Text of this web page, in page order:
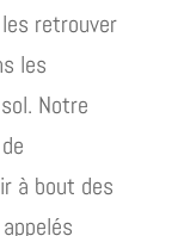
retrouver
les
Notre
à bout des